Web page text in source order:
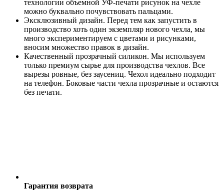
технологии объемной УФ-печати рисунок на чехле
можно буквально почувствовать пальцами.
Эксклюзивный дизайн. Перед тем как запустить в
производство хоть один экземпляр нового чехла, мы
много экспериментируем с цветами и рисунками,
вносим множество правок в дизайн.
Качественный прозрачный силикон. Мы используем
только премиум сырье для производства чехлов. Все
вырезы ровные, без заусениц. Чехол идеально подходит
на телефон. Боковые части чехла прозрачные и остаются
без печати.
Гарантия возврата